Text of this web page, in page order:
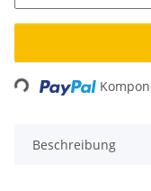
Beschreibung